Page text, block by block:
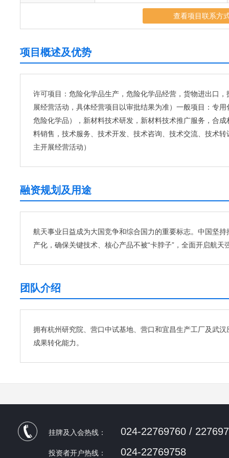
查看项目联系方
项目概述及优势
许可项目：危险化学品生产，危险化学品经营，货物进出口
展经营活动，具体经营项目以审批结果为准）一般项目：专
危险化学品），新材料技术研发，新材料技术推广服务，合
料销售，技术服务、技术开发、技术咨询、技术交流、技术
主开展经营活动）
融资规划及用途
航天事业日益成为大国竞争和综合国力的重要标志。中国坚
产化，确保关键技术、核心产品不被“卡脖子”，全面开启航天
团队介绍
拥有杭州研究院、营口中试基地、营口和宜昌生产工厂及武
成果转化能力。
挂牌及入会热线： 024-22769760 /
投资者开户热线： 024-22769758